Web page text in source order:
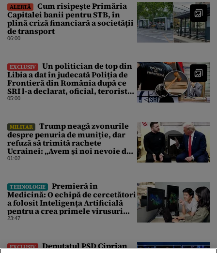
ALERTĂ
Cum risipește Primăria
Capitalei banii pentru STB, în
plină criză financiară a societății
de transport
06:00
EXCLUSIV
Un politician de top din
Libia a dat în judecată Poliția de
Frontieră din România după ce
SRI l-a declarat, oficial, terorist
ISIS
05:00
MILITAR
Trump neagă zvonurile
despre penuria de muniție, dar
refuză să trimită rachete
Ucrainei: „Avem și noi nevoie de
rachete”
01:02
TEHNOLOGIE
Premieră în
Medicină: O echipă de cercetători
a folosit Inteligența Artificială
pentru a crea primele virusuri
sintetice la tratarea de E.coli
23:47
EXCLUSIV
Deputatul PSD Ciprian